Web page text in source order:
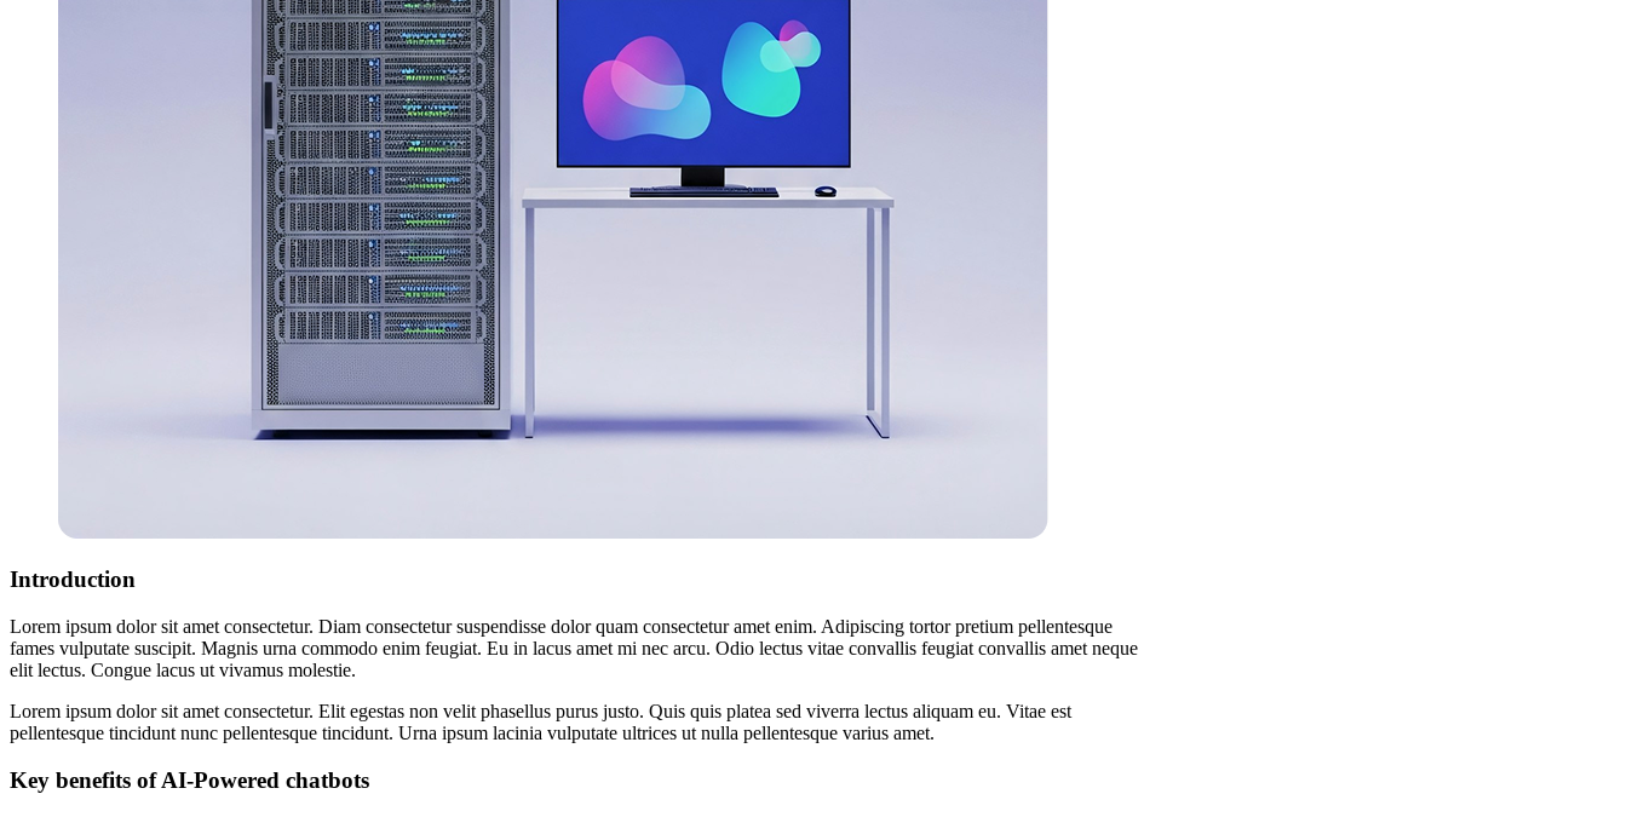
Introduction
Lorem ipsum dolor sit amet consectetur. Diam consectetur suspendisse dolor quam consectetur amet enim. Adipiscing tortor pretium pellentesque
fames vulputate suscipit. Magnis urna commodo enim feugiat. Eu in lacus amet mi nec arcu. Odio lectus vitae convallis feugiat convallis amet neque
elit lectus. Congue lacus ut vivamus molestie.
Lorem ipsum dolor sit amet consectetur. Elit egestas non velit phasellus purus justo. Quis quis platea sed viverra lectus aliquam eu. Vitae est
pellentesque tincidunt nunc pellentesque tincidunt. Urna ipsum lacinia vulputate ultrices ut nulla pellentesque varius amet.
Key benefits of AI-Powered chatbots